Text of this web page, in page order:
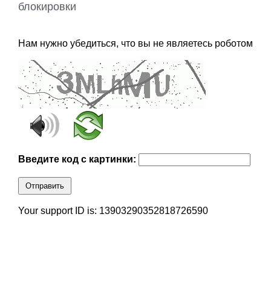
блокировки
Нам нужно убедиться, что вы не являетесь роботом
Введите код с картинки:
Отправить
Your support ID is: 13903290352818726590